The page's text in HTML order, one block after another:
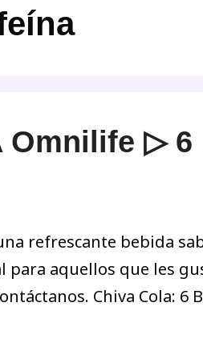
Omnilife ▷
refrescante bebida
para aquellos que les
Contáctanos. Chiva